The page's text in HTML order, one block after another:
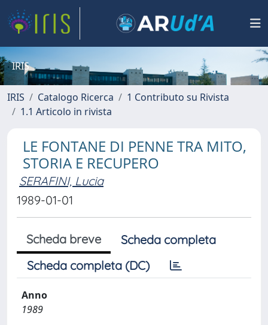
IRIS
IRIS Catalogo Ricerca
1 Contributo su Rivista
1.1 Articolo in rivista
LE FONTANE DI PENNE TRA MITO,
STORIA E RECUPERO
SERAFINI, Lucia
1989-01-01
Scheda breve
Scheda completa
Scheda completa (DC)
Anno
1989